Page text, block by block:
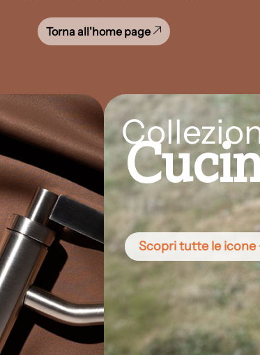
Torna all'home page
Scopri tutte le icone